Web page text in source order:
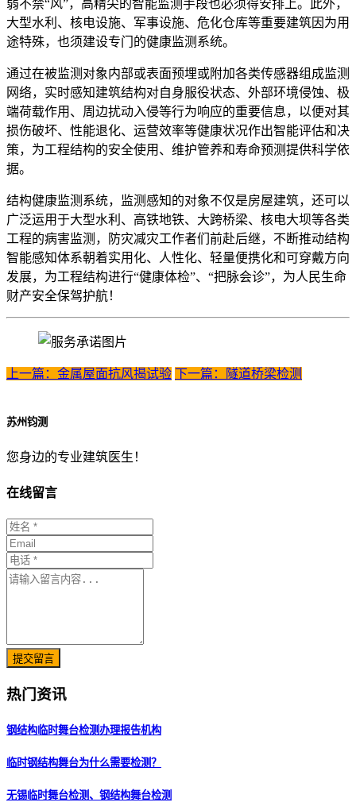
弱不禁“风”，高精尖的智能监测手段也必须得安排上。此外，
大型水利、核电设施、军事设施、危化仓库等重要建筑因为用
途特殊，也须建设专门的健康监测系统。
通过在被监测对象内部或表面预埋或附加各类传感器组成监测
网络，实时感知建筑结构对自身服役状态、外部环境侵蚀、极
端荷载作用、周边扰动入侵等行为响应的重要信息，以便对其
损伤破坏、性能退化、运营效率等健康状况作出智能评估和决
策，为工程结构的安全使用、维护管养和寿命预测提供科学依
据。
结构健康监测系统，监测感知的对象不仅是房屋建筑，还可以
广泛运用于大型水利、高铁地铁、大跨桥梁、核电大坝等各类
工程的病害监测，防灾减灾工作者们前赴后继，不断推动结构
智能感知体系朝着实用化、人性化、轻量便携化和可穿戴方向
发展，为工程结构进行“健康体检”、“把脉会诊”，为人民生命
财产安全保驾护航！
上一篇：金属屋面抗风揭试验 下一篇：隧道桥梁检测
苏州钧测
您身边的专业建筑医生！
在线留言
提交留言
热门资讯
钢结构临时舞台检测办理报告机构
临时钢结构舞台为什么需要检测？
无锡临时舞台检测、钢结构舞台检测